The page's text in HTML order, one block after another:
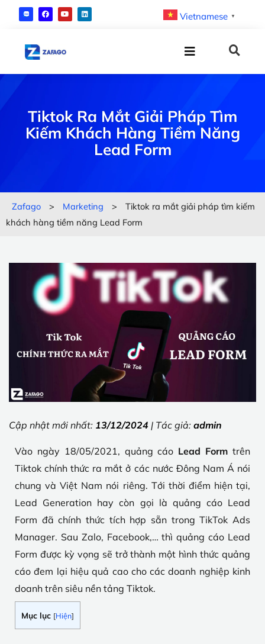
Vietnamese ▼
Tiktok Ra Mắt Giải Pháp Tìm
Kiếm Khách Hàng Tiềm Năng
Lead Form
Zafago > Marketing >
Tiktok ra mắt giải pháp tìm kiếm
khách hàng tiềm năng Lead Form
Cập nhật mới nhất: 13/12/2024 | Tác giả: admin
Vào ngày 18/05/2021, quảng cáo Lead Form trên
Tiktok chính thức ra mắt ở các nước Đông Nam Á nói
chung và Việt Nam nói riêng. Tới thời điểm hiện tại,
Lead Generation hay còn gọi là quảng cáo Lead
Form đã chính thức tích hợp sẵn trong TikTok Ads
Manager. Sau Zalo, Facebook,… thì quảng cáo Lead
Form được kỳ vọng sẽ trở thành một hình thức quảng
cáo đem lại hiệu quả cao cho các doanh nghiệp kinh
doanh trên siêu nền tảng Tiktok.
Mục lục [Hiện]